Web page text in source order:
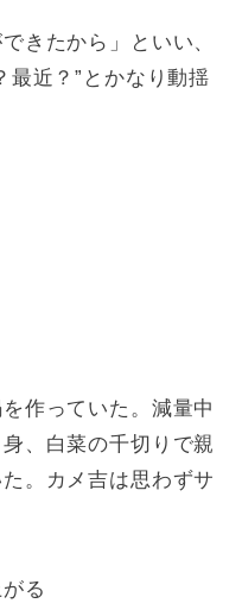
きたから」といい、
最近？”とかなり動揺
作っていた。減量中
、白菜の千切りで親
。カメ吉は思わずサ
る